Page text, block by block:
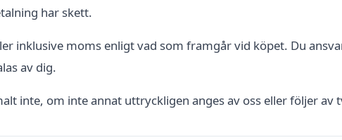
har skett.
inklusive moms enligt vad som framgår vid köpet. Du
av dig.
inte, om inte annat uttryckligen anges av oss eller följer av